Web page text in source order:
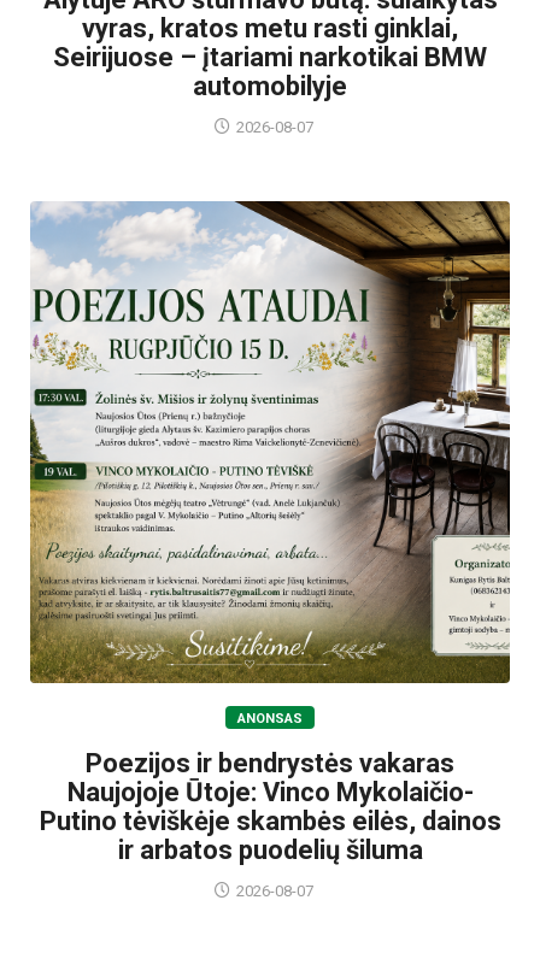
vyras, kratos metu rasti ginklai,
Seirijuose – įtariami narkotikai BMW
automobilyje
2026-08-07
ANONSAS
Poezijos ir bendrystės vakaras
Naujojoje Ūtoje: Vinco Mykolaičio-
Putino tėviškėje skambės eilės, dainos
ir arbatos puodelių šiluma
2026-08-07